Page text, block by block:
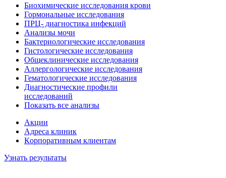
Биохимические исследования крови
Гормональные исследования
ПРЦ- диагностика инфекций
Анализы мочи
Бактериологические исследования
Гистологические исследования
Общеклинические исследования
Аллергологические исследования
Гематологические исследования
Диагностические профили
исследований
Показать все анализы
Акции
Адреса клиник
Кoрпоративным клиентам
Узнать результаты